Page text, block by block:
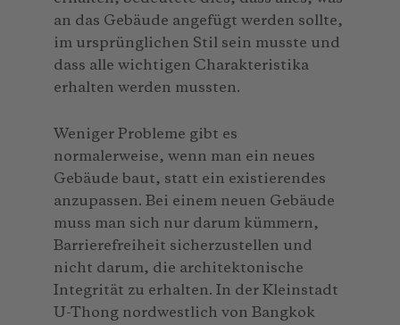
an das Gebäude angefügt werden sollte,
im ursprünglichen Stil sein musste und
dass alle wichtigen Charakteristika
erhalten werden mussten.
Weniger Probleme gibt es
normalerweise, wenn man ein neues
Gebäude baut, statt ein existierendes
anzupassen. Bei einem neuen Gebäude
muss man sich nur darum kümmern,
Barrierefreiheit sicherzustellen und
nicht darum, die architektonische
Integrität zu erhalten. In der Kleinstadt
U-Thong nordwestlich von Bangkok